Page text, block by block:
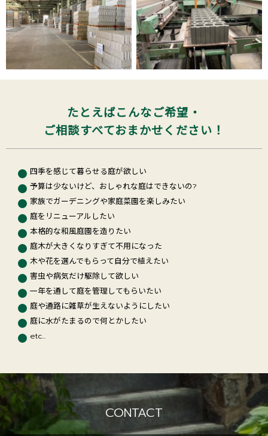
たとえばこんなご希望・
ご相談すべておまかせください！
四季を感じて暮らせる庭が欲しい
予算は少ないけど、おしゃれな庭はできないの?
家族でガーデニングや家庭菜園を楽しみたい
庭をリニューアルしたい
本格的な和風庭園を造りたい
庭木が大きくなりすぎて不用になった
木や花を選んでもらって自分で植えたい
害虫や病気だけ駆除して欲しい
一年を通して庭を管理してもらいたい
庭や通路に雑草が生えないようにしたい
庭に水がたまるので何とかしたい
etc...
CONTACT